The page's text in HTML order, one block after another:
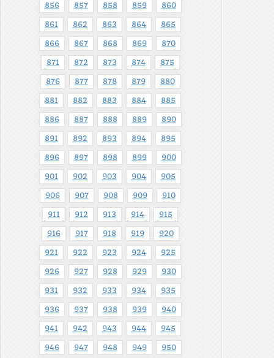
856 857 858 859 860
861 862 863 864 865
866 867 868 869 870
871 872 873 874 875
876 877 878 879 880
881 882 883 884 885
886 887 888 889 890
891 892 893 894 895
896 897 898 899 900
901 902 903 904 905
906 907 908 909 910
911 912 913 914 915
916 917 918 919 920
921 922 923 924 925
926 927 928 929 930
931 932 933 934 935
936 937 938 939 940
941 942 943 944 945
946 947 948 949 950